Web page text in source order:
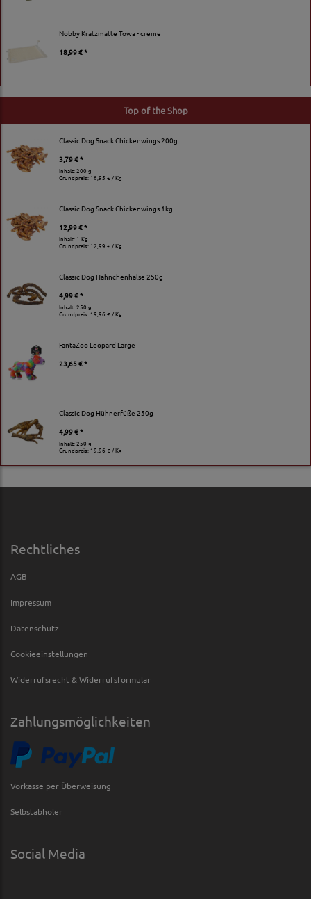
Nobby Kratzmatte Towa - creme
18,99 € *
Top of the Shop
Classic Dog Snack Chickenwings 200g
3,79 € *
Inhalt: 200 g
Grundpreis:18,95 € / Kg
Classic Dog Snack Chickenwings 1kg
12,99 € *
Inhalt: 1 Kg
Grundpreis: 12,99 € / Kg
Classic Dog Hähnchenhälse 250g
4,99 € *
Inhalt: 250 g
Grundpreis:19,96 € / Kg
FantaZoo Leopard Large
23,65 € *
Classic Dog Hühnerfüße 250g
4,99 € *
Inhalt: 250 g
Grundpreis:19,96 € / Kg
Rechtliches
AGB
Impressum
Datenschutz
Cookieeinstellungen
Widerrufsrecht & Widerrufsformular
Zahlungsmöglichkeiten
Vorkasse per Überweisung
Selbstabholer
Social Media